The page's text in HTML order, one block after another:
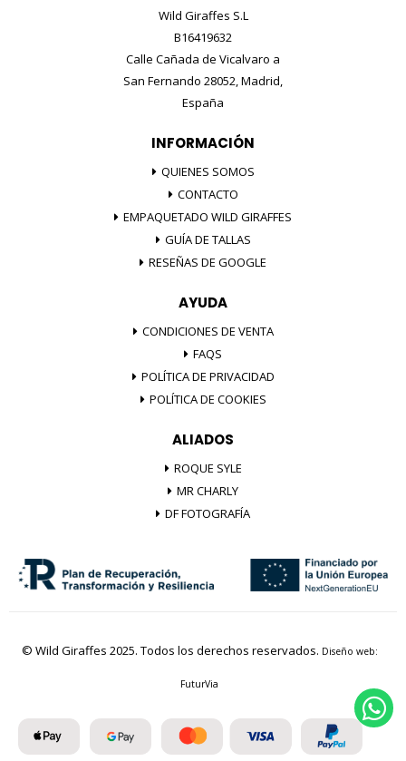
Wild Giraffes S.L
B16419632
Calle Cañada de Vicalvaro a
San Fernando 28052, Madrid,
España
INFORMACIÓN
QUIENES SOMOS
CONTACTO
EMPAQUETADO WILD GIRAFFES
GUÍA DE TALLAS
RESEÑAS DE GOOGLE
AYUDA
CONDICIONES DE VENTA
FAQS
POLÍTICA DE PRIVACIDAD
POLÍTICA DE COOKIES
ALIADOS
ROQUE SYLE
MR CHARLY
DF FOTOGRAFÍA
© Wild Giraffes 2025. Todos los derechos reservados. Diseño web:
FuturVia